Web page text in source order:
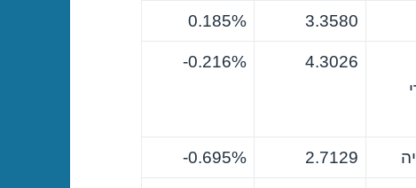
3.3580
0.185%
4.3026
0.216%-
2.7129
0.695%-